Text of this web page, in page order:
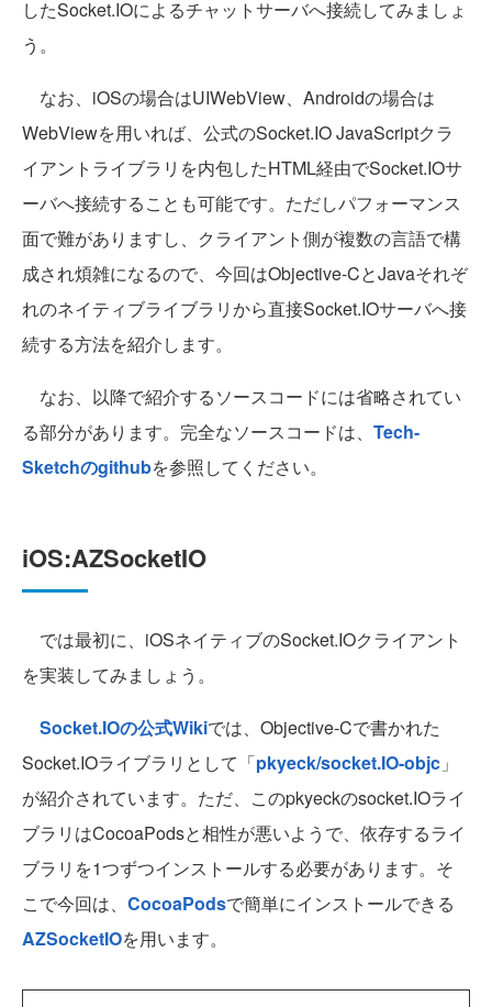
したSocket.IOによるチャットサーバへ接続してみましょ
う。
なお、iOSの場合はUIWebView、Androidの場合は
WebViewを用いれば、公式のSocket.IO JavaScriptクラ
イアントライブラリを内包したHTML経由でSocket.IOサ
ーバへ接続することも可能です。ただしパフォーマンス
面で難がありますし、クライアント側が複数の言語で構
成され煩雑になるので、今回はObjective-CとJavaそれぞ
れのネイティブライブラリから直接Socket.IOサーバへ接
続する方法を紹介します。
なお、以降で紹介するソースコードには省略されてい
る部分があります。完全なソースコードは、 Tech-
Sketchのgithubを参照してください。
iOS:AZSocketIO
では最初に、iOSネイティブのSocket.IOクライアント
を実装してみましょう。
Socket.IOの公式Wikiでは、Objective-Cで書かれた
Socket.IOライブラリとして「pkyeck/socket.IO-objc 」
が紹介されています。ただ、このpkyeckのsocket.IOライ
ブラリはCocoaPodsと相性が悪いようで、依存するライ
ブラリを1つずつインストールする必要があります。そ
こで今回は、 CocoaPodsで簡単にインストールできる
AZSocketIOを用います。